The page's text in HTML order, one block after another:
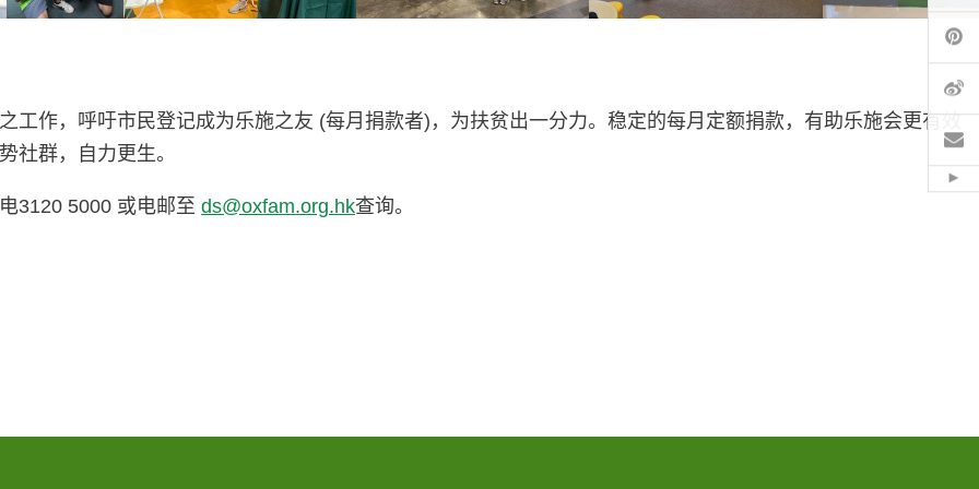
工作，呼吁市民登记成为乐施之友 (每月捐款者)，为扶贫出一分力。稳定的每月定额捐款，有助乐施会更有效
社群，自力更生。
3120 5000 或电邮至 ds@oxfam.org.hk查询。